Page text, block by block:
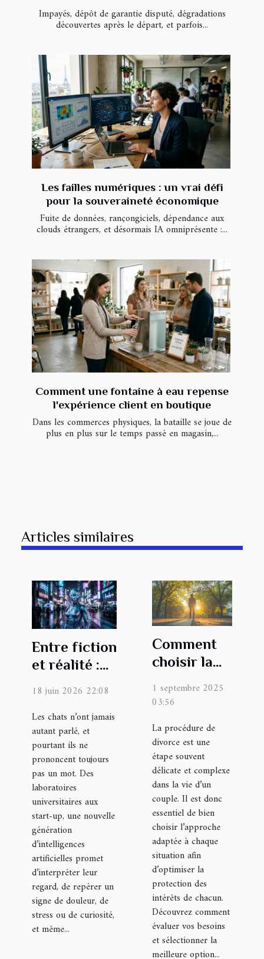
Impayés, dépôt de garantie disputé, dégradations
découvertes après le départ, et parfois...
Les failles numériques : un vrai défi
pour la souveraineté économique
Fuite de données, rançongiciels, dépendance aux
clouds étrangers, et désormais IA omniprésente :...
Comment une fontaine à eau repense
l'expérience client en boutique
Dans les commerces physiques, la bataille se joue de
plus en plus sur le temps passé en magasin,...
Articles similaires
Entre fiction
et réalité :
intelligences
artificielles
qui
interprètent
le regard
félin
18 juin 2026 22:08
Les chats n’ont jamais
autant parlé, et
pourtant ils ne
prononcent toujours
pas un mot. Des
laboratoires
universitaires aux
start-up, une nouvelle
génération
d’intelligences
artificielles promet
d’interpréter leur
regard, de repérer un
signe de douleur, de
stress ou de curiosité,
et même...
Comment
choisir la
approche
procédure
de divorce ?
1 septembre 2025
03:56
La procédure de
divorce est une
étape souvent
délicate et complexe
dans la vie d’un
couple. Il est donc
essentiel de bien
choisir l’approche
adaptée à chaque
situation afin
d’optimiser la
protection des
intérêts de chacun.
Découvrez comment
évaluer vos besoins
et sélectionner la
meilleure option...